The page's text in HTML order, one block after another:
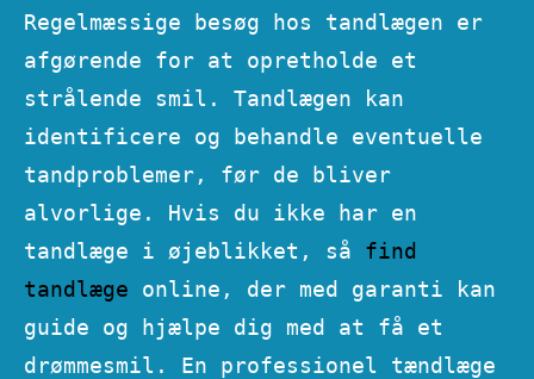
Regelmæssige besøg hos tandlægen er
afgørende for at opretholde et
strålende smil. Tandlægen kan
identificere og behandle eventuelle
tandproblemer, før de bliver
alvorlige. Hvis du ikke har en
tandlæge i øjeblikket, så find
tandlæge online, der med garanti kan
guide og hjælpe dig med at få et
drømmesmil. En professionel tændlæge